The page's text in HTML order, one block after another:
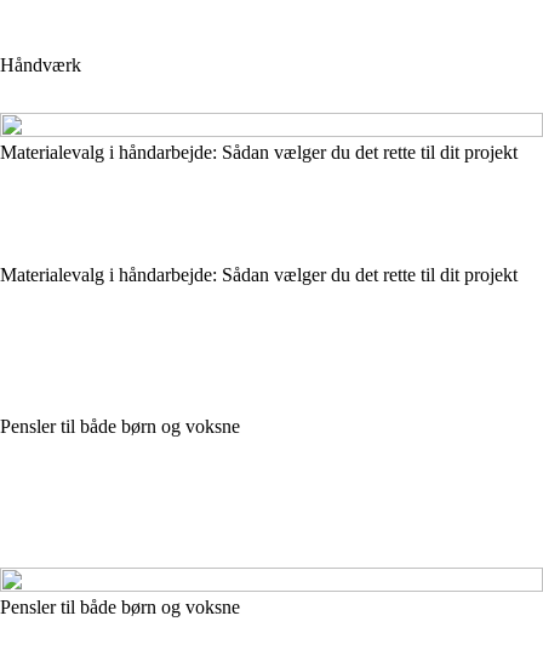
Håndværk
Materialevalg i håndarbejde: Sådan vælger du det rette til dit projekt
Materialevalg i håndarbejde: Sådan vælger du det rette til dit projekt
Pensler til både børn og voksne
Pensler til både børn og voksne